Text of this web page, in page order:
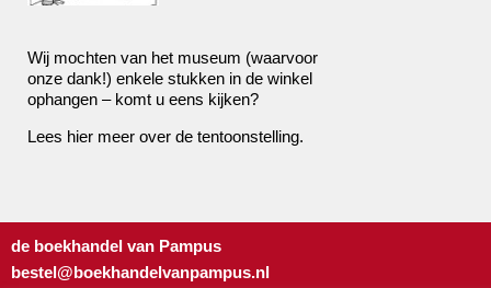
Wij mochten van het museum (waarvoor
onze dank!) enkele stukken in de winkel
ophangen – komt u eens kijken?
Lees hier meer over de tentoonstelling.
de boekhandel van Pampus
bestel@boekhandelvanpampus.nl